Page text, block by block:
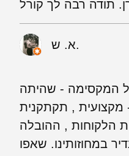
תודה רבה לך קורל
א. ש.
המקסימה - שהיתה
מקצועית , תקתקנית
הלקוחות , ההובלה
במחוזותינו. שאפו